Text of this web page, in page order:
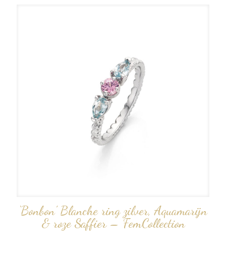
‘Bonbon’ Blanche ring zilver, Aquamarijn
& roze Saffier – FemCollection